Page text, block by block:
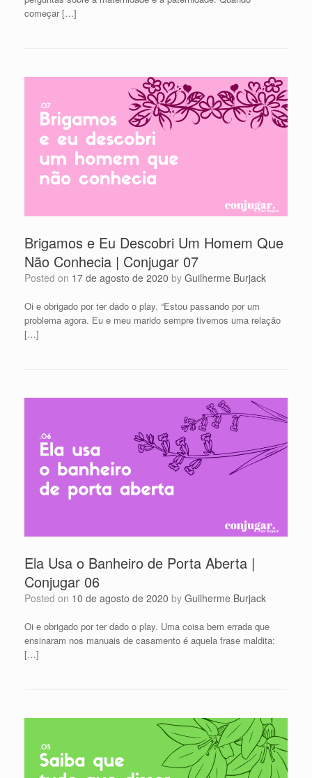
começar […]
Brigamos e Eu Descobri Um Homem Que
Não Conhecia | Conjugar 07
Posted on 17 de agosto de 2020 by Guilherme Burjack
Oi e obrigado por ter dado o play. “Estou passando por um
problema agora. Eu e meu marido sempre tivemos uma relação
[…]
Ela Usa o Banheiro de Porta Aberta |
Conjugar 06
Posted on 10 de agosto de 2020 by Guilherme Burjack
Oi e obrigado por ter dado o play. Uma coisa bem errada que
ensinaram nos manuais de casamento é aquela frase maldita:
[…]